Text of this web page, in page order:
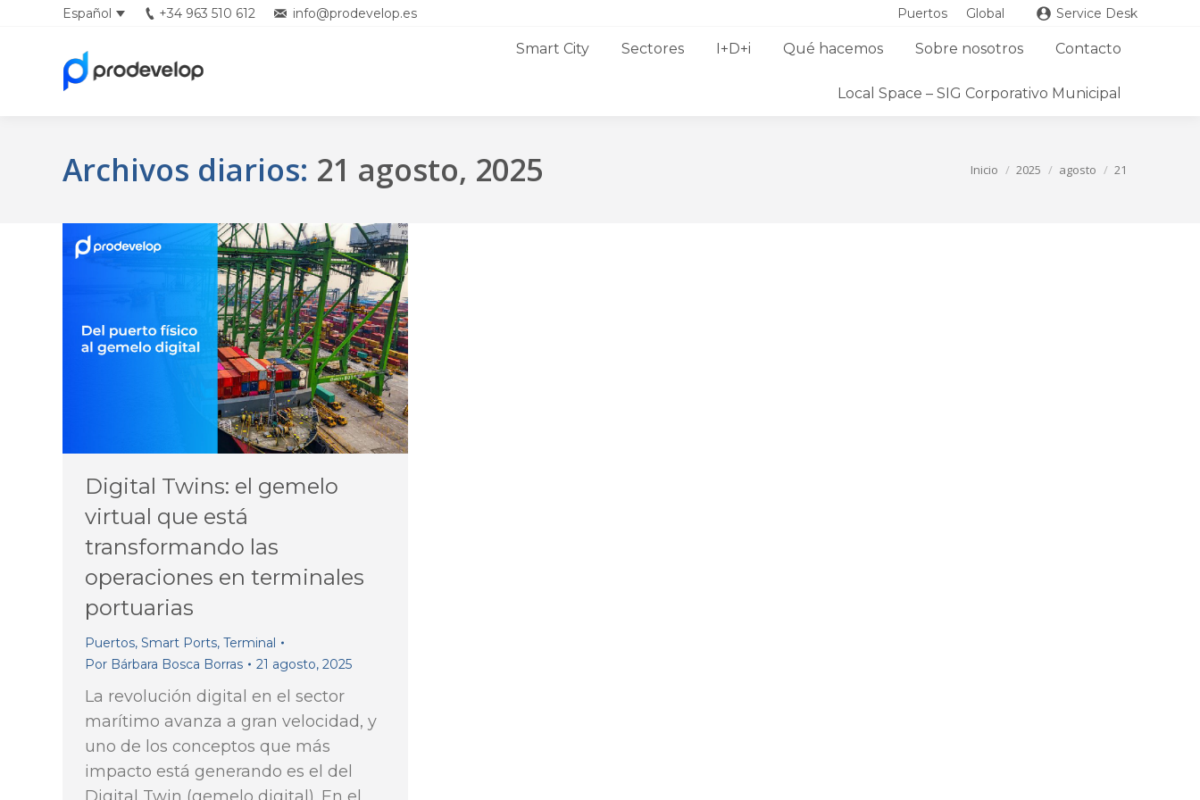
Español +34 963 510 612 info@prodevelop.es Puertos Global Service Desk
Smart City Sectores I+D+i Qué hacemos Sobre nosotros Contacto
Local Space – SIG Corporativo Municipal
Archivos diarios: 21 agosto, 2025 Inicio 2025 agosto 21
Digital Twins: el gemelo
virtual que está
transformando las
operaciones en terminales
portuarias
Puertos, Smart Ports, Terminal
Por Bárbara Bosca Borras 21 agosto, 2025
La revolución digital en el sector
marítimo avanza a gran velocidad, y
uno de los conceptos que más
impacto está generando es el del